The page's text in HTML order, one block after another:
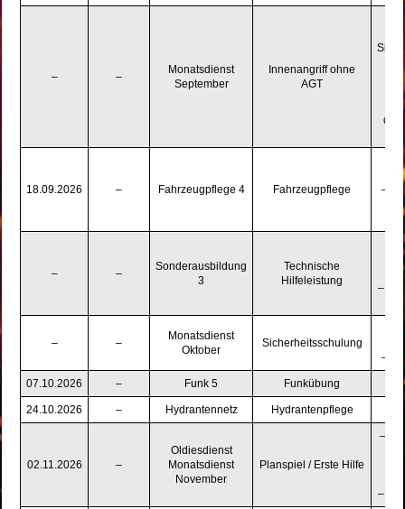
– –
Monatsdienst
September
Innenangriff ohne
AGT
18.09.2026 – Fahrzeugpflege 4 Fahrzeugpflege
–
–
–
–
– –
Sonderausbildung
3
Technische
Hilfeleistung
–
– –
Monatsdienst
Oktober
Sicherheitsschulung
–
07.10.2026 – Funk 5 Funkübung
24.10.2026 – Hydrantennetz Hydrantenpflege
02.11.2026 –
Oldiesdienst
Monatsdienst
November
Planspiel / Erste Hilfe
–
–